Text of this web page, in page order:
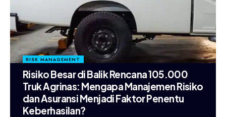
RISK MANAGEMENT
Risiko Besar di Balik Rencana 105.000
Truk Agrinas: Mengapa Manajemen Risiko
dan Asuransi Menjadi Faktor Penentu
Keberhasilan?